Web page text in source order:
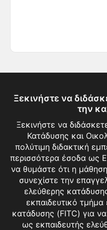
Ξεκινήστε να
την
Ξεκινήστε να
Κατάδυσης και
πολύτιμη διδακτική
περισσότερα έσοδα ως
να θυμάστε ότι η
συνεχίστε την
ελεύθερης
εκπαιδευτικό
κατάδυσης (FITC) για
ως εκπαιδευτής